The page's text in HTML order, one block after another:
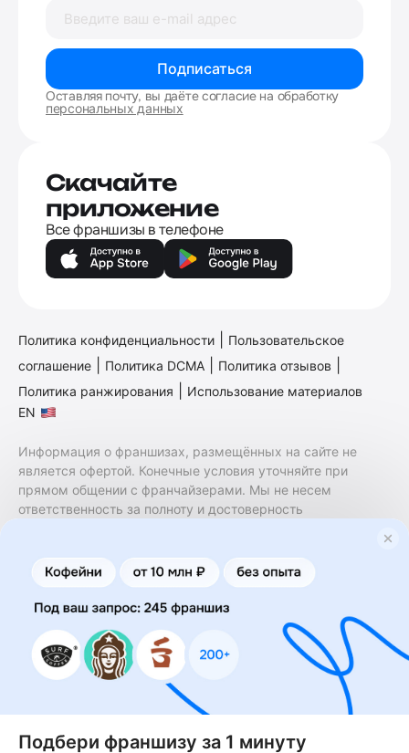
Подписаться
Оставляя почту, вы даёте согласие на обработку
персональных данных
Скачайте
приложение
Все франшизы в телефоне
Политика конфиденциальности
Пользовательское
соглашение
Политика DCMA Политика отзывов
Политика ранжирования
Использование материалов
EN
Информация о франшизах, размещённых на сайте не
является офертой. Конечные условия уточняйте при
прямом общении с франчайзерами. Мы не несем
ответственность за полноту и достоверность
финансовые услуги. Заключение договоров
коммерческой концессии (франчайзинга) осуществляется
правообладателями/их представителями. Бизнесменс.ру
не является посредником или представителем
правообладателя и не несет ответственность за условия
предоставления франшизы и действия лиц,
осуществленные на основании информации, имеющейся
на сайте или полученной через него. За достоверность
предоставленной информации несет ответственность
правообладатель.
Подбери франшизу за 1 минуту